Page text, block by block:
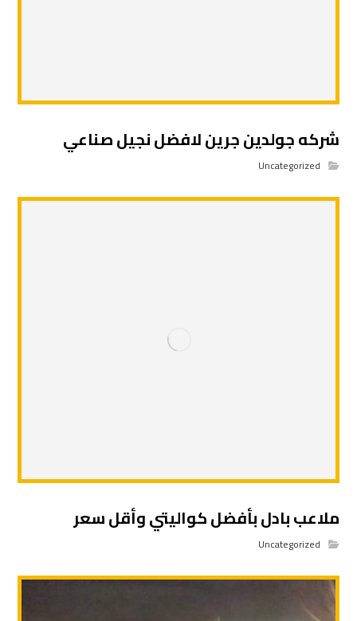
شركه جولدين جرين لافضل نجيل صناعي
Uncategorized
ملاعب بادل بأفضل كواليتي وأقل سعر
Uncategorized